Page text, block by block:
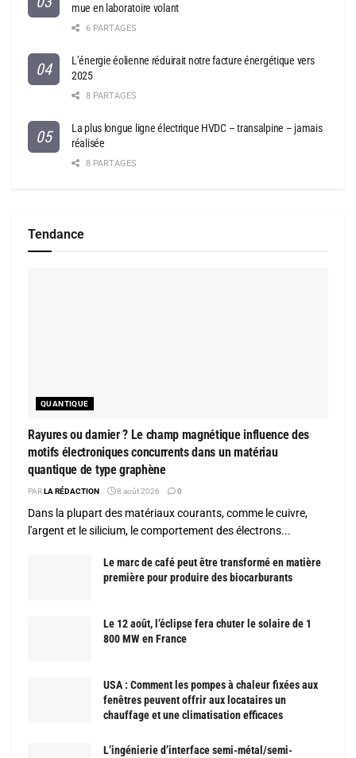
mue en laboratoire volant
6 PARTAGES
L’énergie éolienne réduirait notre facture énergétique vers
2025
8 PARTAGES
La plus longue ligne électrique HVDC – transalpine – jamais
réalisée
8 PARTAGES
Tendance
QUANTIQUE
Rayures ou damier ? Le champ magnétique influence des
motifs électroniques concurrents dans un matériau
quantique de type graphène
PARLA RÉDACTION 8 août 2026 0
Dans la plupart des matériaux courants, comme le cuivre,
l'argent et le silicium, le comportement des électrons...
Le marc de café peut être transformé en matière
première pour produire des biocarburants
Le 12 août, l’éclipse fera chuter le solaire de 1
800 MW en France
USA : Comment les pompes à chaleur fixées aux
fenêtres peuvent offrir aux locataires un
chauffage et une climatisation efficaces
L’ingénierie d’interface semi-métal/semi-